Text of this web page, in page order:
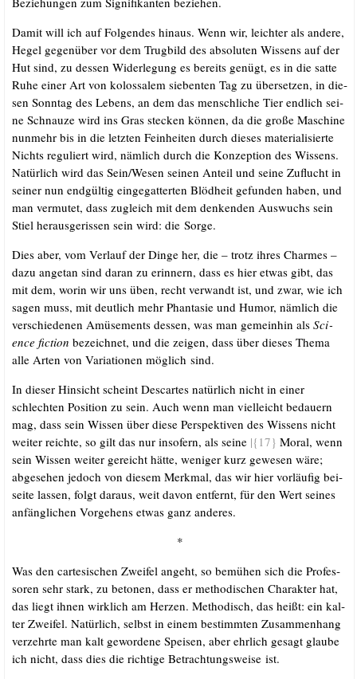
Damit will ich auf Fol­gen­des hin­aus. Wenn wir, leich­ter als ande­re,
Hegel gegen­über vor dem Trug­bild des abso­lu­ten Wis­sens auf der
Hut sind, zu des­sen Wider­le­gung es bereits genügt, es in die sat­te
Ruhe einer Art von kolos­sa­lem sie­ben­ten Tag zu über­set­zen, in die­
sen Sonn­tag des Lebens, an dem das mensch­li­che Tier end­lich sei­
ne Schnau­ze wird ins Gras ste­cken kön­nen, da die gro­ße Maschi­ne
nun­mehr bis in die letz­ten Fein­hei­ten durch die­ses mate­ria­li­sier­te
Nichts regu­liert wird, näm­lich durch die Kon­zep­ti­on des Wis­sens.
Natür­lich wird das Sein/​Wesen sei­nen Anteil und sei­ne Zuflucht in
sei­ner nun end­gül­tig ein­ge­gat­ter­ten Blöd­heit gefun­den haben, und
man ver­mu­tet, dass zugleich mit dem den­ken­den Aus­wuchs sein
Stiel her­aus­ge­ris­sen sein wird: die Sorge.
Dies aber, vom Ver­lauf der Din­ge her, die – trotz ihres Charmes –
dazu ange­tan sind dar­an zu erin­nern, dass es hier etwas gibt, das
mit dem, wor­in wir uns üben, recht ver­wandt ist, und zwar, wie ich
sagen muss, mit deut­lich mehr Phan­ta­sie und Humor, näm­lich die
ver­schie­de­nen Amü­se­ments des­sen, was man gemein­hin als Sci­
ence fic­tion bezeich­net, und die zei­gen, dass über die­ses The­ma
alle Arten von Varia­tio­nen mög­lich sind.
In die­ser Hin­sicht scheint Des­car­tes natür­lich nicht in einer
schlech­ten Posi­ti­on zu sein. Auch wenn man viel­leicht bedau­ern
mag, dass sein Wis­sen über die­se Per­spek­ti­ven des Wis­sens nicht
wei­ter reich­te, so gilt das nur inso­fern, als sei­ne |{17} Moral, wenn
sein Wis­sen wei­ter gereicht hät­te, weni­ger kurz gewe­sen wäre;
abge­se­hen jedoch von die­sem Merk­mal, das wir hier vor­läu­fig bei­
sei­te las­sen, folgt dar­aus, weit davon ent­fernt, für den Wert sei­nes
anfäng­li­chen Vor­ge­hens etwas ganz anderes.
*
Was den car­te­si­schen Zwei­fel angeht, so bemü­hen sich die Pro­fes­
so­ren sehr stark, zu beto­nen, dass er metho­di­schen Cha­rak­ter hat,
das liegt ihnen wirk­lich am Her­zen. Metho­disch, das heißt: ein kal­
ter Zwei­fel. Natür­lich, selbst in einem bestimm­ten Zusam­men­hang
ver­zehr­te man kalt gewor­de­ne Spei­sen, aber ehr­lich gesagt glau­be
ich nicht, dass dies die rich­ti­ge Betrach­tungs­wei­se ist.